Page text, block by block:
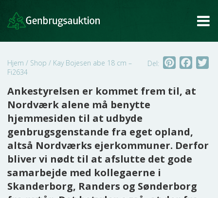
Hjem / Shop / Kay Bojesen abe 18 cm –
Fi2634
Del: Pinterest
Ankestyrelsen er kommet frem til, at
Nordværk alene må benytte
hjemmesiden til at udbyde
genbrugsgenstande fra eget opland,
altså Nordværks ejerkommuner. Derfor
bliver vi nødt til at afslutte det gode
samarbejde med kollegaerne i
Skanderborg, Randers og Sønderborg